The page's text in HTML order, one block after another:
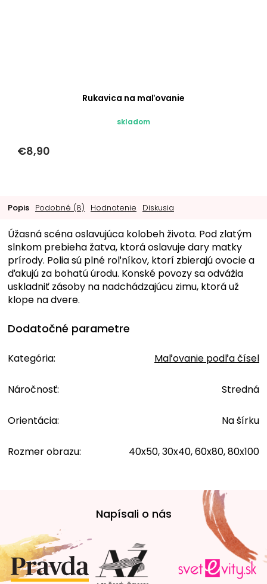
Rukavica na maľovanie
skladom
€8,90
Popis Podobné (8) Hodnotenie Diskusia
Úžasná scéna oslavujúca kolobeh života. Pod zlatým
slnkom prebieha žatva, ktorá oslavuje dary matky
prírody. Polia sú plné roľníkov, ktorí zbierajú ovocie a
ďakujú za bohatú úrodu. Konské povozy sa odvážia
uskladniť zásoby na nadchádzajúcu zimu, ktorá už
klope na dvere.
Dodatočné parametre
Kategória: Maľovanie podľa čísel
Náročnosť: Stredná
Orientácia: Na šírku
Rozmer obrazu: 40x50, 30x40, 60x80, 80x100
t
i
e
Napísali o nás